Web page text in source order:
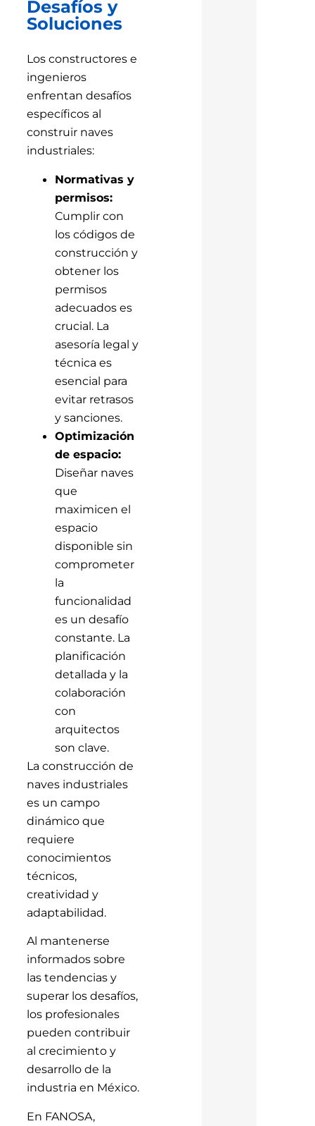
Desafíos y
Soluciones
Los constructores e
ingenieros
enfrentan desafíos
específicos al
construir naves
industriales:
Normativas y
permisos:
Cumplir con
los códigos de
construcción y
obtener los
permisos
adecuados es
crucial. La
asesoría legal y
técnica es
esencial para
evitar retrasos
y sanciones.
Optimización
de espacio:
Diseñar naves
que
maximicen el
espacio
disponible sin
comprometer
la
funcionalidad
es un desafío
constante. La
planificación
detallada y la
colaboración
con
arquitectos
son clave.
La construcción de
naves industriales
es un campo
dinámico que
requiere
conocimientos
técnicos,
creatividad y
adaptabilidad.
Al mantenerse
informados sobre
las tendencias y
superar los desafíos,
los profesionales
pueden contribuir
al crecimiento y
desarrollo de la
industria en México.
En FANOSA,